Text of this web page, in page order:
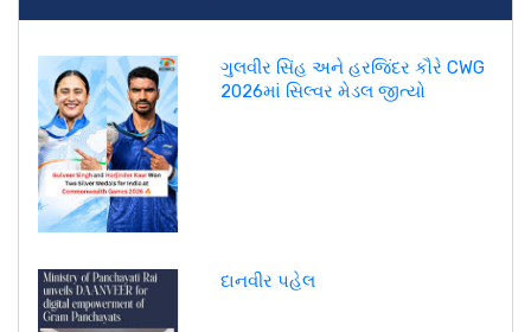
ગુલવીર સિંહ અને હરજિંદર કૌરે CWG
2026માં સિલ્વર મેડલ જીત્યો
દાનવીર પહેલ